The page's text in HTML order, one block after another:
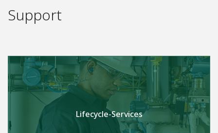
Support
Lifecycle-Services